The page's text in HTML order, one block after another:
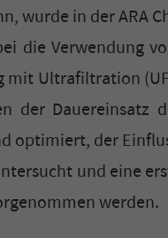
wurde in der ARA
die Verwendung
mit Ultrafiltration
der Dauereinsatz
optimiert, der
und eine
werden.